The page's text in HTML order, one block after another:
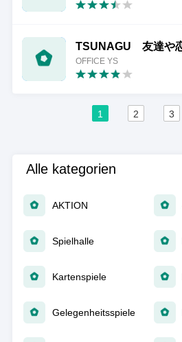
OFFICE YS
1 2 3
Alle kategorien
AKTION
Spielhalle
Kartenspiele
Gelegenheitsspiele